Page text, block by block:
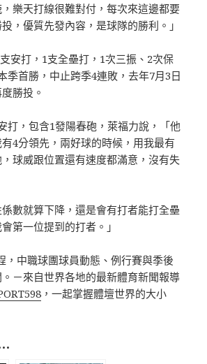
樂天打線很難對付，每次來這邊都要
，優質先發內容，是球隊的勝利。」
安打，1支全壘打，1次三振、2次保
季首勝，中止跨季4連敗，去年7月3日
勝投。
打，包含1發陽春砲，萊福力說，「他
4分領先，兩好球的時候，用我最有
球威跟位置還有速度都滿意，沒有失
數就算下降，還是會有打者能打全壘
第一位提到的打者。」
，中職球團球員動態、例行賽與季後
－來自世界各地的最新體育新聞報導
，一起掌握體壇世界的大小